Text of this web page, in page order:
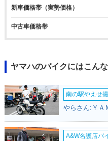
新車価格帯（実勢価格）
中古車価格帯
ヤマハのバイクにはこん
南の駅やえせ
やらさん:ＹＡ
A&W名護店バ